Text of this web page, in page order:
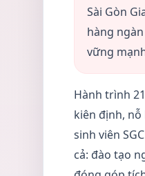
Sài Gòn
hàng
vững
Hành trình
kiên định,
sinh viên
cả: đào tạo